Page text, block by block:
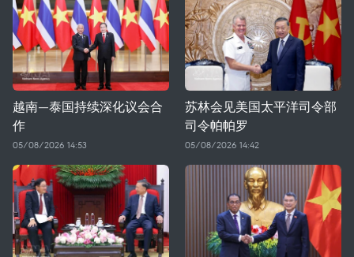
越南—泰国持续深化议会合
作
05/08/2026 14:53
苏林会见美国太平洋司令部
司令帕帕罗
05/08/2026 14:42